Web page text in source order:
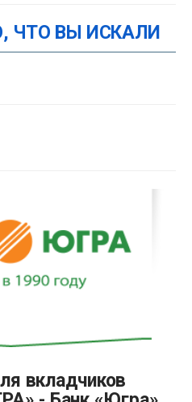
ЧТО ВЫ ИСКАЛИ